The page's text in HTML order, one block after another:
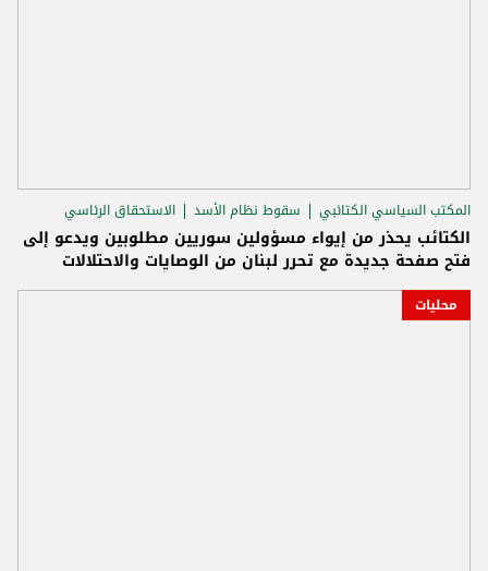
المكتب السياسي الكتائبي سقوط نظام الأسد الاستحقاق الرئاسي
الكتائب يحذر من إيواء مسؤولين سوريين مطلوبين ويدعو إلى
فتح صفحة جديدة مع تحرر لبنان من الوصايات والاحتلالات
محليات